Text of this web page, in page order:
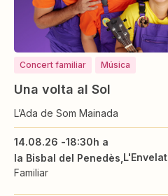
Concert familiar Música
Una volta al Sol
L’Ada de Som Mainada
14.08.26 -18:30h a
la Bisbal del Penedès L'Envelat
Familiar